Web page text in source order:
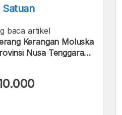
Satuan
baca artikel
Kerangan Moluska
Nusa Tenggara